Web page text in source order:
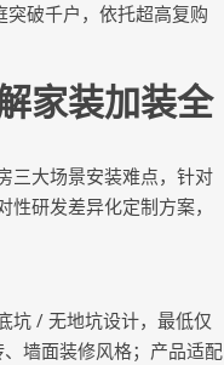
破千户，依托超高复购
家装加装全
大场景安装难点，针对
研发差异化定制方案，
/ 无地坑设计，最低仅
墙面装修风格；产品适配